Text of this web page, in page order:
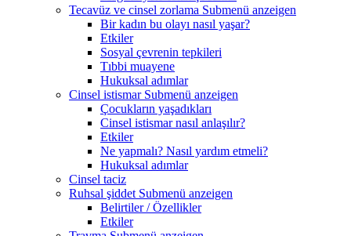
Tecavüz ve cinsel zorlama Submenü anzeigen
Bir kadın bu olayı nasıl yaşar?
Etkiler
Sosyal çevrenin tepkileri
Tıbbi muayene
Hukuksal adımlar
Cinsel istismar Submenü anzeigen
Çocukların yaşadıkları
Cinsel istismar nasıl anlaşılır?
Etkiler
Ne yapmalı? Nasıl yardım etmeli?
Hukuksal adımlar
Cinsel taciz
Ruhsal şiddet Submenü anzeigen
Belirtiler / Özellikler
Etkiler